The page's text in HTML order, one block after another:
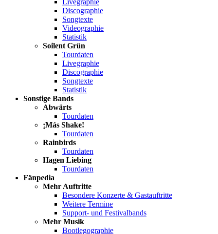
Livegraphie
Discographie
Songtexte
Videographie
Statistik
Soilent Grün
Tourdaten
Livegraphie
Discographie
Songtexte
Statistik
Sonstige Bands
Abwärts
Tourdaten
¡Más Shake!
Tourdaten
Rainbirds
Tourdaten
Hagen Liebing
Tourdaten
Fänpedia
Mehr Auftritte
Besondere Konzerte & Gastauftritte
Weitere Termine
Support- und Festivalbands
Mehr Musik
Bootlegographie